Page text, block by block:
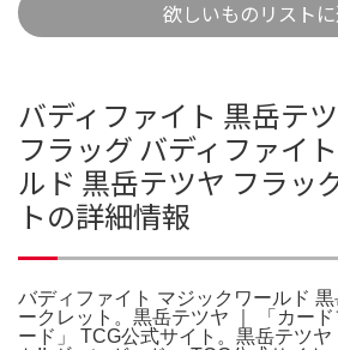
欲しいものリスト
バディファイト 黒岳テ
フラッグ バディファイ
ルド 黒岳テツヤ フラッ
トの詳細情報
バディファイト マジックワールド
ークレット。黒岳テツヤ ｜ 「カー
ード」 TCG公式サイト。黒岳テツヤ